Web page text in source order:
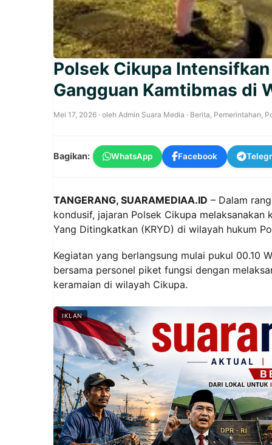
Polsek Cikupa
Gangguan Kamtibmas di
Mei 17, 2026 · oleh Admin Suara Media · Berita Pemerintahan
Bagikan: WhatsApp Facebook
TANGERANG, SUARAMEDIAA.ID – Dalam
kondusif, jajaran Polsek Cikupa
Yang Ditingkatkan (KRYD) di wilayah hukum
Kegiatan yang berlangsung mulai pukul 00.10
bersama personel piket fungsi dengan
keramaian di wilayah Cikupa.
IKLAN